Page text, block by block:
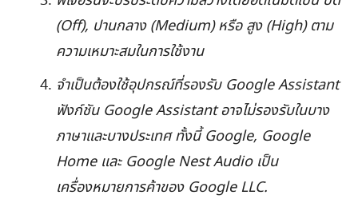
(Off), ปานกลาง (Medium) หรือ สูง (High) ตาม
ความเหมาะสมในการใช้งาน
จำเป็นต้องใช้อุปกรณ์ที่รองรับ Google Assistant
ฟังก์ชัน Google Assistant อาจไม่รองรับในบาง
ภาษาและบางประเทศ ทั้งนี้ Google, Google
Home และ Google Nest Audio เป็น
เครื่องหมายการค้าของ Google LLC.